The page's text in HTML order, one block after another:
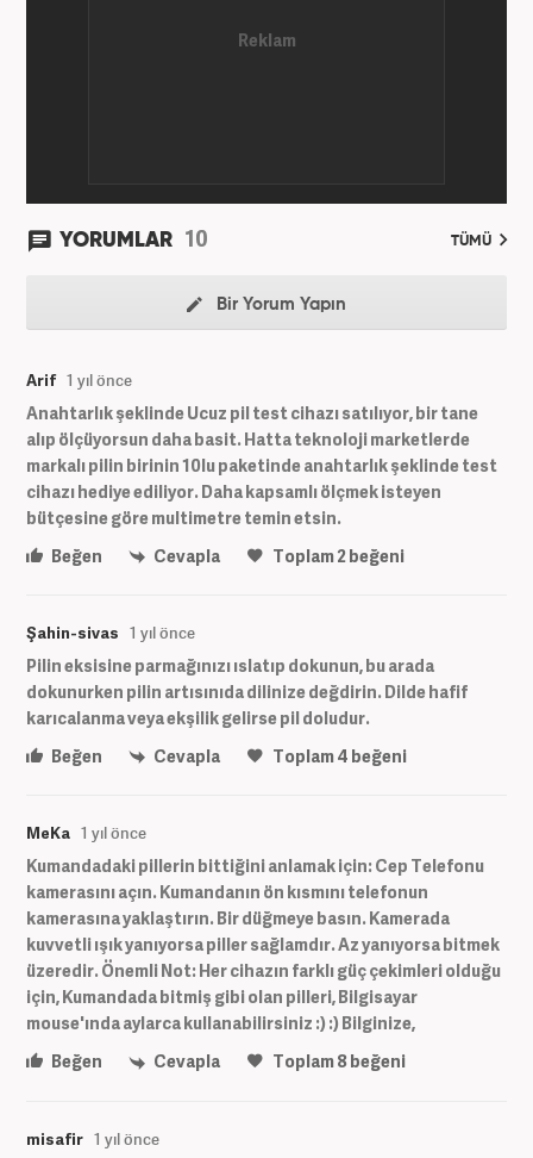
YORUMLAR 10 TÜMÜ
Bir Yorum Yapın
Arif 1 yıl önce
Anahtarlık şeklinde Ucuz pil test cihazı satılıyor, bir tane
alıp ölçüyorsun daha basit. Hatta teknoloji marketlerde
markalı pilin birinin 10lu paketinde anahtarlık şeklinde test
cihazı hediye ediliyor. Daha kapsamlı ölçmek isteyen
bütçesine göre multimetre temin etsin.
Beğen
Cevapla Toplam2 beğeni
Şahin-sivas 1 yıl önce
Pilin eksisine parmağınızı ıslatıp dokunun, bu arada
dokunurken pilin artısınıda dilinize değdirin. Dilde hafif
karıcalanma veya ekşilik gelirse pil doludur.
Beğen
Cevapla Toplam4 beğeni
MeKa 1 yıl önce
Kumandadaki pillerin bittiğini anlamak için: Cep Telefonu
kamerasını açın. Kumandanın ön kısmını telefonun
kamerasına yaklaştırın. Bir düğmeye basın. Kamerada
kuvvetli ışık yanıyorsa piller sağlamdır. Az yanıyorsa bitmek
üzeredir. Önemli Not: Her cihazın farklı güç çekimleri olduğu
için, Kumandada bitmiş gibi olan pilleri, Bilgisayar
mouse'ında aylarca kullanabilirsiniz :) :) Bilginize,
Beğen
Cevapla Toplam8beğeni
misafir 1 yıl önce